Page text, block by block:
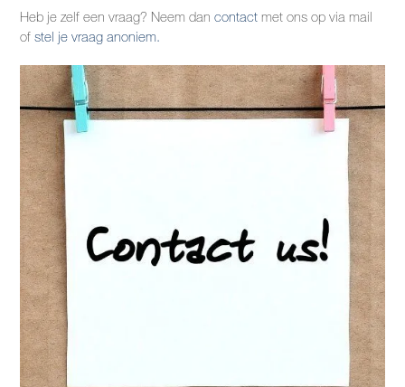
Heb je zelf een vraag? Neem dancontact met ons op via mail
ofstel je vraag anoniem.